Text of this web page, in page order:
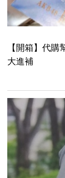
【開箱】代
大進補